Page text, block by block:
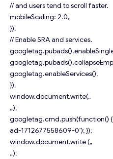
// and users tend to scroll faster.
mobileScaling: 2.0,
});
// Enable SRA and services.
googletag.enableServices();
});
window.document.write(„
„);
googletag.cmd.push(function()
ad-1712677558609-0’); });
window.document.write („
„);